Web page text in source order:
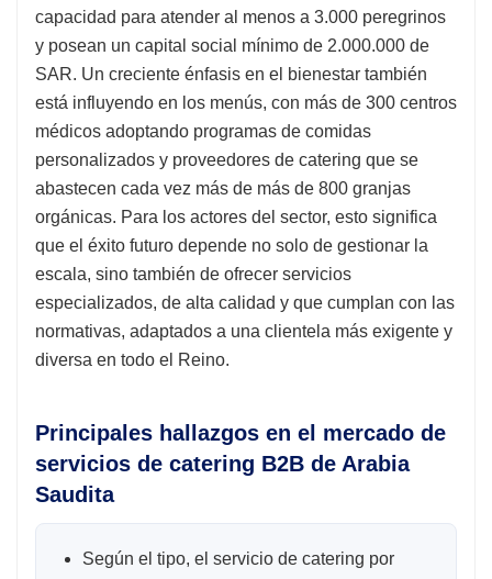
capacidad para atender al menos a 3.000 peregrinos
y posean un capital social mínimo de 2.000.000 de
SAR. Un creciente énfasis en el bienestar también
está influyendo en los menús, con más de 300 centros
médicos adoptando programas de comidas
personalizados y proveedores de catering que se
abastecen cada vez más de más de 800 granjas
orgánicas. Para los actores del sector, esto significa
que el éxito futuro depende no solo de gestionar la
escala, sino también de ofrecer servicios
especializados, de alta calidad y que cumplan con las
normativas, adaptados a una clientela más exigente y
diversa en todo el Reino.
Principales hallazgos en el mercado de
servicios de catering B2B de Arabia
Saudita
Según el tipo, el servicio de catering por